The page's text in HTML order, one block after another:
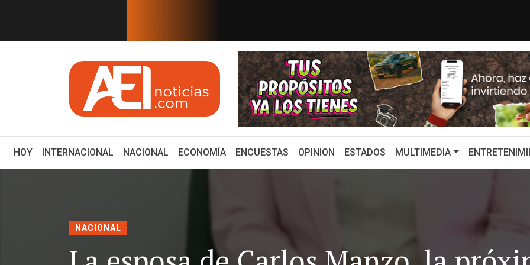
EN TIEMPO REAL
Eduardo Osuna, Guillerm...ZACATECAS DEBE SER UNO DE LOS GRANDES DESTINOS TURÍS...Con emotivo
HOY(CURRENT)
INTERNACIONAL NACIONAL ECONOMÍA ENCUESTAS OPINION ESTADOS MULTIMEDIA
NACIONAL